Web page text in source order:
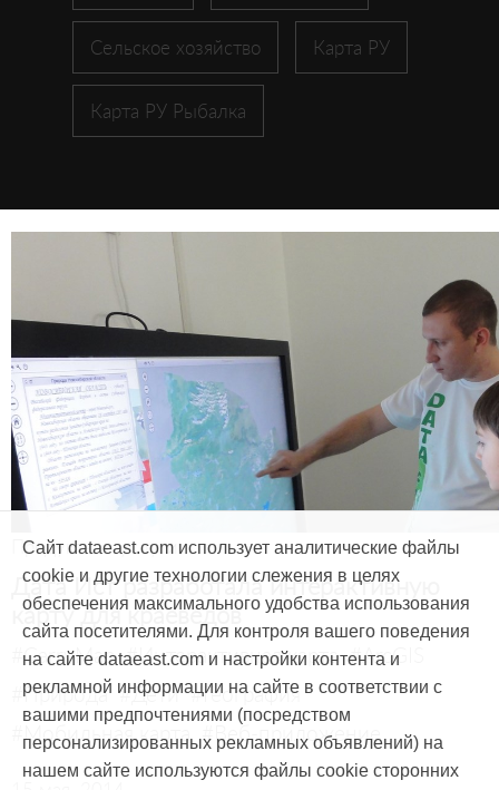
Сельское хозяйство Карта РУ
Карта РУ Рыбалка
Продукты и услуги
Дата Ист разработала интерактивную
карту для краеведов
#CarryMap #Интерактивная карта #ArcGIS
#Природа #Дети #География
#Мобильная карта #Веб-приложение
Сайт dataeast.com использует аналитические файлы
cookie и другие технологии слежения в целях
обеспечения максимального удобства использования
сайта посетителями. Для контроля вашего поведения
на сайте dataeast.com и настройки контента и
рекламной информации на сайте в соответствии с
вашими предпочтениями (посредством
персонализированных рекламных объявлений) на
нашем сайте используются файлы cookie сторонних